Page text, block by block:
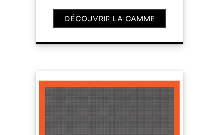
MA COMMANDE
PORTAIL
SUR-MESURE
DÉCOUVRIR LA GAMME